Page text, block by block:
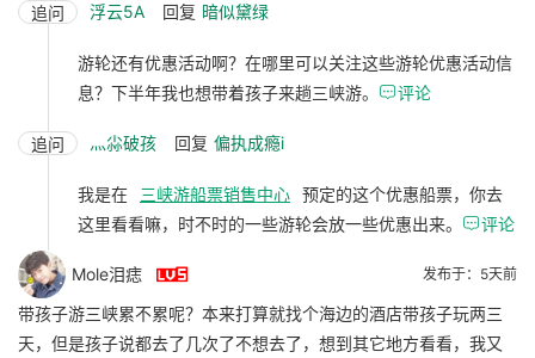
追问 浮云5A 回复 暗似黛绿
游轮还有优惠活动啊？在哪里可以关注这些游轮优惠活动信
息？下半年我也想带着孩子来趟三峡游。 评论
追问 灬尛破孩 回复 偏执成瘾i
我是在 三峡游船票销售中心 预定的这个优惠船票，你去
这里看看嘛，时不时的一些游轮会放一些优惠出来。 评论
Mole泪痣  发布于：5天前
带孩子游三峡累不累呢？本来打算就找个海边的酒店带孩子玩两三
天，但是孩子说都去了几次了不想去了，想到其它地方看看，我又